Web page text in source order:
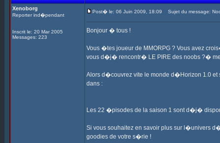
Xenoborg
Reporter ind�pendant
Inscrit le: 20 Mar 2005
Messages: 223
Post� le: 06 Juin 2009, 18:09 Sujet du message:
Bonjour � tous !
Vous �tes joueur de MMORPG ? Vous avez
vous d�j� rencontr� LE PIRE des noobs ?�
Alors d�couvrez vite le monde d�Horizon 1.0
dans :
Les 22 �pisodes de la saison 1 sont d�j�
Si vous souhaitez en savoir plus sur l�univers
goodies de votre s�rie !